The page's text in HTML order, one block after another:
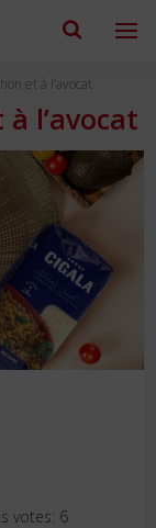
et à l’avocat
l’avocat
votes: 6